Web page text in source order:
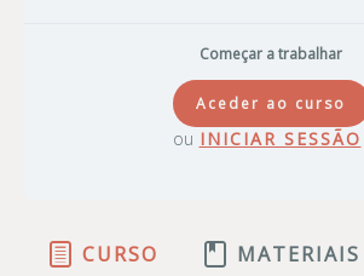
Começar a trabalhar
Aceder ao curso
ou INICIAR SESSÃO
CURSO MATERIAIS